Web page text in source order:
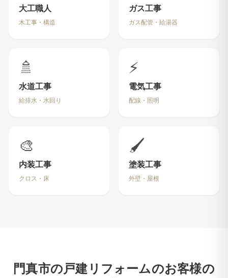
大工職人
木工事・構造
ガス工事
ガス配管・給湯器
🚿
水道工事
給排水・水回り
⚡
電気工事
配線・照明
🎨
内装工事
クロス・床
🖌️
塗装工事
外壁・屋根
門真市の戸建リフォームのお客様の